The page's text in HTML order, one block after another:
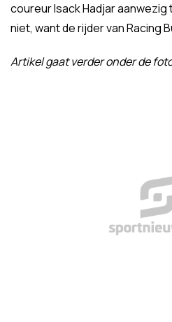
coureur Isack Hadjar aanwezig
niet, want de rijder van Racing
Artikel gaat verder onder de